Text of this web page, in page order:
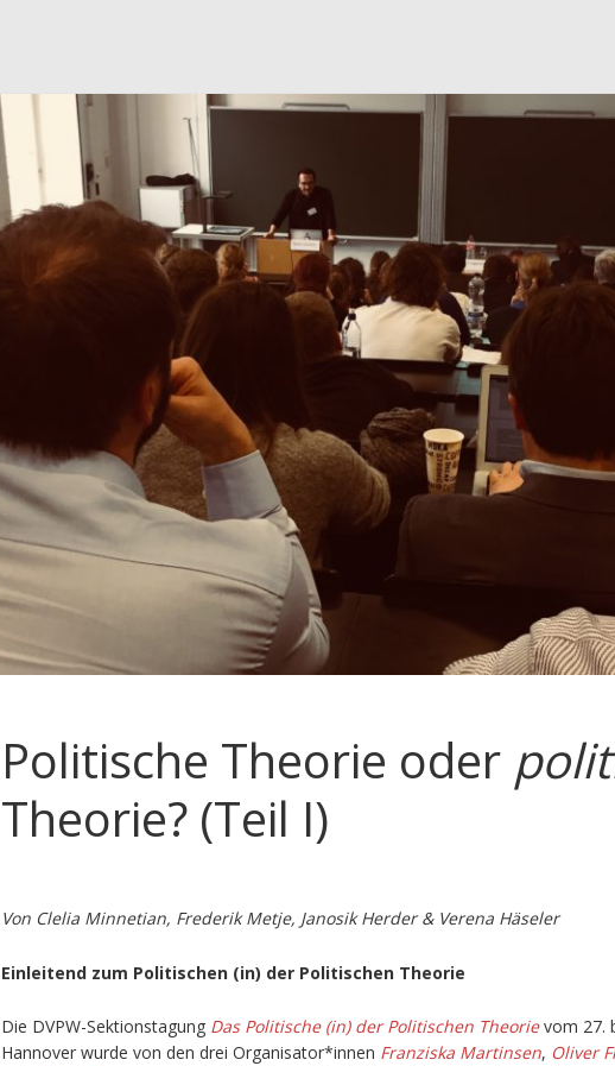
Politische Theorie oder
Theorie? (Teil I)
Von Clelia Minnetian, Frederik Metje, Janosik Herder & Verena Häseler
Einleitend zum Politischen (in) der Politischen Theorie
Die DVPW-Sektionstagung Das Politische (in) der Politischen Theorievom 27.
Hannover wurde von den drei Organisator*innen Franziska Martinsen, Oliver